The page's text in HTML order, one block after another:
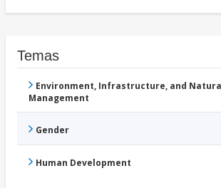
Temas
Environment, Infrastructure, and
Management
Gender
Human Development